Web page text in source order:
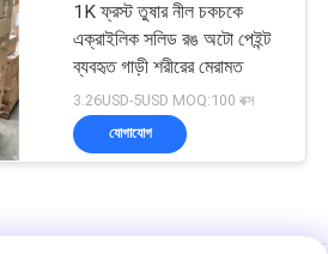
1K ফ্রস্ট তুষার নীল চকচকে
এক্রাইলিক সলিড রঙ অটো পেইন্ট
ব্যবহৃত গাড়ী শরীরের মেরামত
3.26USD-5USD MOQ:100 বক্স
যোগাযোগ